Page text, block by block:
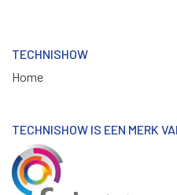
TECHNISHOW
Home
TECHNISHOW IS EEN MERK